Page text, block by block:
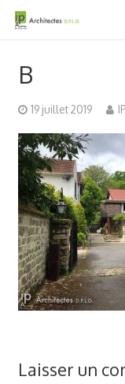
Actualités & médias
Contact
B
19 juillet 2019
Laisser un